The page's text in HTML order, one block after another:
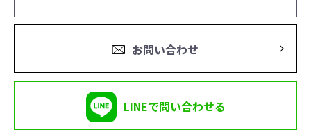
お問い合わせ
LINEで問い合わせる